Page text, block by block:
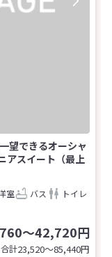
望できるオーシャ
アスイート（最上
室 バス
トイレ
～42,720円
計23,520〜85,440円